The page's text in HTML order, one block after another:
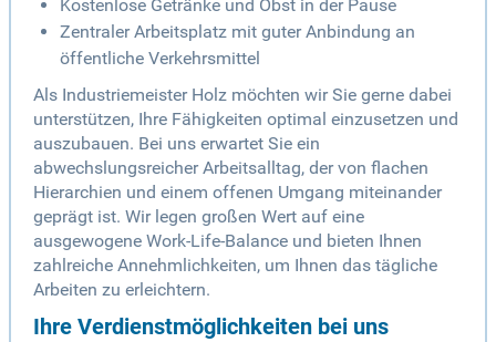
Kostenlose Getränke und Obst in der Pause
Zentraler Arbeitsplatz mit guter Anbindung an
öffentliche Verkehrsmittel
Als Industriemeister Holz möchten wir Sie gerne dabei
unterstützen, Ihre Fähigkeiten optimal einzusetzen und
auszubauen. Bei uns erwartet Sie ein
abwechslungsreicher Arbeitsalltag, der von flachen
Hierarchien und einem offenen Umgang miteinander
geprägt ist. Wir legen großen Wert auf eine
ausgewogene Work-Life-Balance und bieten Ihnen
zahlreiche Annehmlichkeiten, um Ihnen das tägliche
Arbeiten zu erleichtern.
Ihre Verdienstmöglichkeiten bei uns